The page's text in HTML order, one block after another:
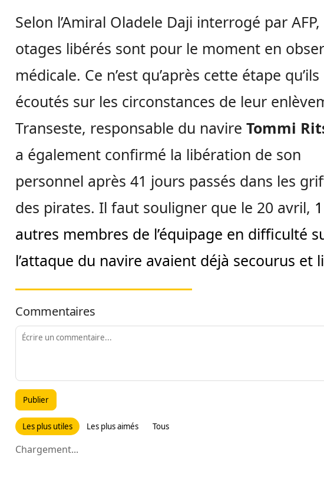
Selon l’Amiral Oladele Daji interrogé par
otages libérés sont pour le moment en
médicale. Ce n’est qu’après cette étape
écoutés sur les circonstances de leur
Transeste, responsable du navire Tommi
a également confirmé la libération de son
personnel après 41 jours passés dans les
des pirates. Il faut souligner que le 20 avril,
autres membres de l’équipage en difficulté
l’attaque du navire avaient déjà secourus et
Commentaires
Publier
Les plus utiles Les plus aimés Tous
Chargement...